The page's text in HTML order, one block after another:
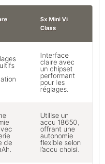
Sx Mini Vi
Class
Interface
claire avec
un chipset
performant
pour les
réglages.
de
Utilise un
accu 18650,
offrant une
autonomie
flexible selon
l’accu choisi.